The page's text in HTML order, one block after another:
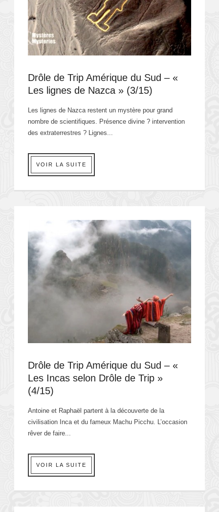
Drôle de Trip Amérique du Sud – «
Les lignes de Nazca » (3/15)
Les lignes de Nazca restent un mystère pour grand
nombre de scientifiques. Présence divine ? intervention
des extraterrestres ? Lignes...
VOIR LA SUITE
Drôle de Trip Amérique du Sud – «
Les Incas selon Drôle de Trip »
(4/15)
Antoine et Raphaël partent à la découverte de la
civilisation Inca et du fameux Machu Picchu. L’occasion
rêver de faire...
VOIR LA SUITE